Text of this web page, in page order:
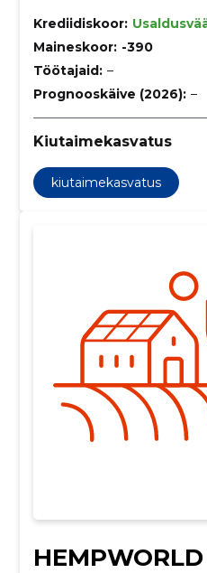
Krediidiskoor:
Maineskoor: -390
Töötajaid: –
Prognooskäive (2026): –
Kiutaimekasvatus
kiutaimekasvatus